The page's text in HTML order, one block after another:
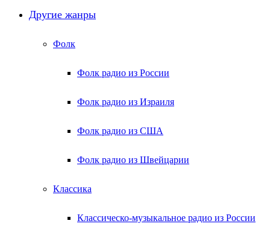
Другие жанры
Фолк
Фолк радио из России
Фолк радио из Израиля
Фолк радио из США
Фолк радио из Швейцарии
Классика
Классическо-музыкальное радио из России